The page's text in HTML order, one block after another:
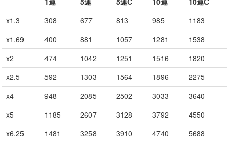
x1.3
308 677 813 985
1183
x1.69
400 881 1057 1281
1538
x2
474 1042 1251 1516
1820
x2.5
592 1303 1564 1896
2275
x4
948 2085 2502 3033
3640
x5
1185 2607 3128 3792
4550
x6.25
1481 3258 3910 4740 5688